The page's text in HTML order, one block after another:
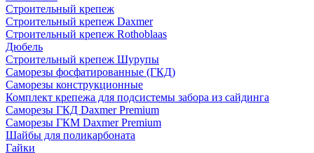
Строительный крепеж
Строительный крепеж Daxmer
Строительный крепеж Rothoblaas
Дюбель
Строительный крепеж Шурупы
Саморeзы фосфатированные (ГКД)
Саморезы конструкционные
Комплект крепежа для подсистемы забора из сайдинга
Саморезы ГКД Daxmer Premium
Саморезы ГКМ Daxmer Premium
Шайбы для поликарбоната
Гайки